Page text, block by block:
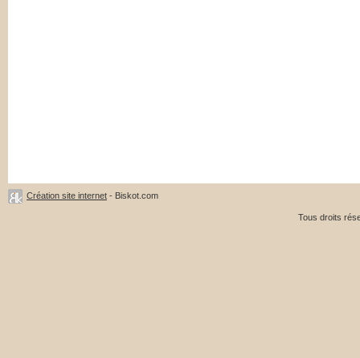
Création site internet - Biskot.com
Tous droits